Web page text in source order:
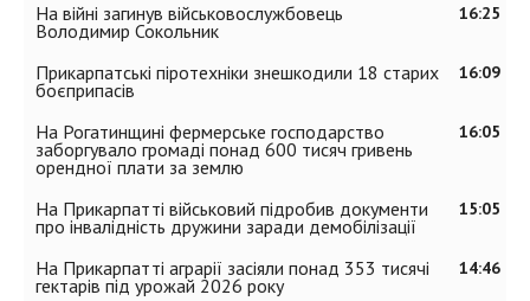
16:25
На війні загинув військовослужбовець
Володимир Сокольник
16:09
Прикарпатські піротехніки знешкодили 18 старих
боєприпасів
16:05
На Рогатинщині фермерське господарство
заборгувало громаді понад 600 тисяч гривень
орендної плати за землю
15:05
На Прикарпатті військовий підробив документи
про інвалідність дружини заради демобілізації
14:46
На Прикарпатті аграрії засіяли понад 353 тисячі
гектарів під урожай 2026 року